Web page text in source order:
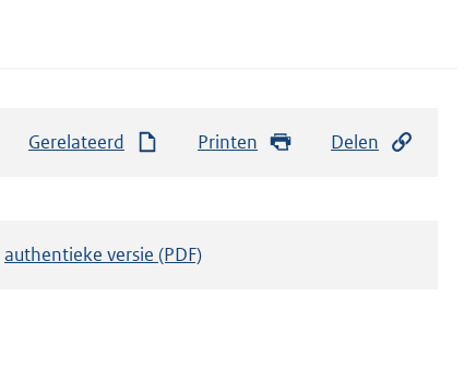
Gerelateerd Printen Delen
authentieke versie (PDF)